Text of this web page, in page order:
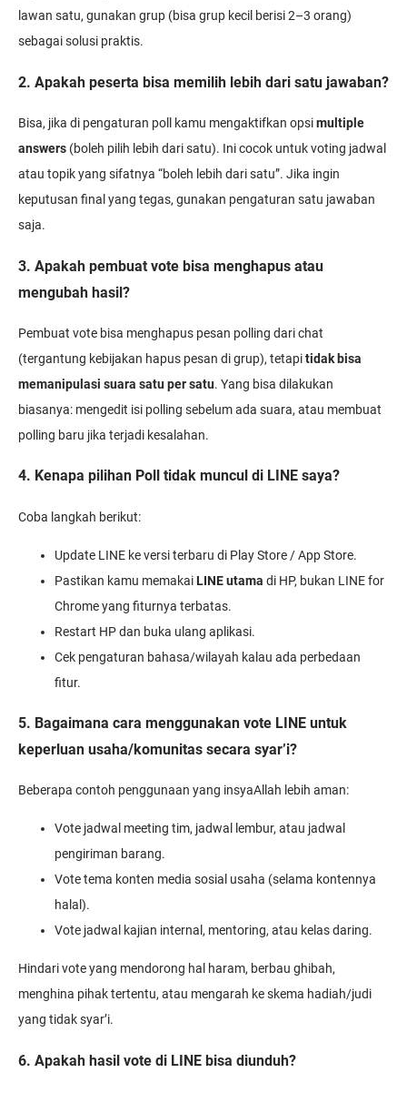
lawan satu, gunakan grup (bisa grup kecil berisi 2–3 orang)
sebagai solusi praktis.
2. Apakah peserta bisa memilih lebih dari satu jawaban?
Bisa, jika di pengaturan poll kamu mengaktifkan opsimultiple
answers (boleh pilih lebih dari satu). Ini cocok untuk voting jadwal
atau topik yang sifatnya “boleh lebih dari satu”. Jika ingin
keputusan final yang tegas, gunakan pengaturan satu jawaban
saja.
3. Apakah pembuat vote bisa menghapus atau
mengubah hasil?
Pembuat vote bisa menghapus pesan polling dari chat
(tergantung kebijakan hapus pesan di grup), tetapitidak bisa
memanipulasi suara satu per satu. Yang bisa dilakukan
biasanya: mengedit isi polling sebelum ada suara, atau membuat
polling baru jika terjadi kesalahan.
4. Kenapa pilihan Poll tidak muncul di LINE saya?
Coba langkah berikut:
Update LINE ke versi terbaru di Play Store / App Store.
Pastikan kamu memakaiLINE utama di HP, bukan LINE for
Chrome yang fiturnya terbatas.
Restart HP dan buka ulang aplikasi.
Cek pengaturan bahasa/wilayah kalau ada perbedaan
fitur.
5. Bagaimana cara menggunakan vote LINE untuk
keperluan usaha/komunitas secara syar’i?
Beberapa contoh penggunaan yang insyaAllah lebih aman:
Vote jadwal meeting tim, jadwal lembur, atau jadwal
pengiriman barang.
Vote tema konten media sosial usaha (selama kontennya
halal).
Vote jadwal kajian internal, mentoring, atau kelas daring.
Hindari vote yang mendorong hal haram, berbau ghibah,
menghina pihak tertentu, atau mengarah ke skema hadiah/judi
yang tidak syar’i.
6. Apakah hasil vote di LINE bisa diunduh?